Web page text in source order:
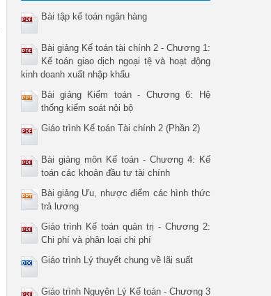
Bài tập kế toán ngân hàng
Bài giảng Kế toán tài chính 2 - Chương 1:
Kế toán giao dịch ngoại tệ và hoạt động
kinh doanh xuất nhập khẩu
Bài giảng Kiểm toán - Chương 6: Hệ
thống kiểm soát nội bộ
Giáo trình Kế toán Tài chính 2 (Phần 2)
Bài giảng môn Kế toán - Chương 4: Kế
toán các khoản đầu tư tài chính
Bài giảng Ưu, nhược điểm các hình thức
trả lương
Giáo trình Kế toán quản trị - Chương 2:
Chi phí và phân loại chi phí
Giáo trình Lý thuyết chung về lãi suất
Giáo trình Nguyên Lý Kế toán - Chương 3